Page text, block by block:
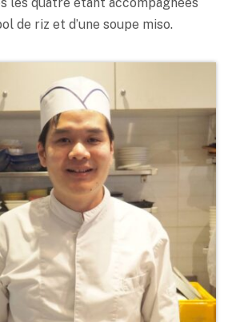
de riz et d’une soupe miso.